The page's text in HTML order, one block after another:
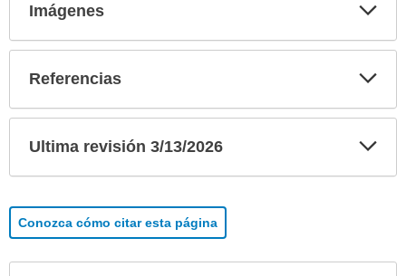
Imágenes
Referencias
Ultima revisión 3/13/2026
Conozca cómo citar esta página